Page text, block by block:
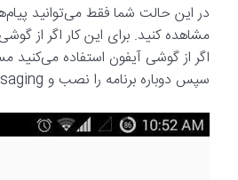
سپس دوباره برنامه را نصب و Start Messaging کنید.